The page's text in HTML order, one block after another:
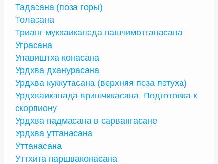
Тадасана (поза горы)
Толасана
Трианг мукхаикапада пашчимоттанасана
Уграсана
Упавиштха конасана
Урдхва дханурасана
Урдхва куккутасана (верхняя поза петуха)
Урдхваикапада вришчикасана. Подготовка к
скорпиону
Урдхва падмасана в сарвангасане
Урдхва уттанасана
Уттанасана
Уттхита паршваконасана